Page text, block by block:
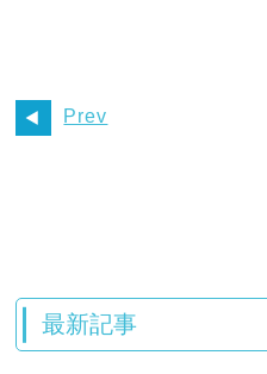
Prev
最新記事